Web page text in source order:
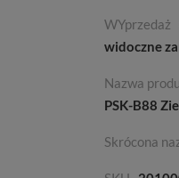
WYprzedaż
widoczne
Nazwa
PSK-B88
Skrócona